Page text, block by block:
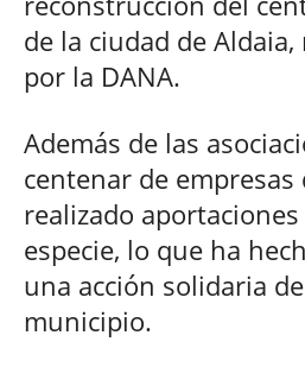
de la ciudad de
por la DANA.
Además de las
centenar de empresas
realizado
especie, lo que ha
una acción solidaria
municipio.